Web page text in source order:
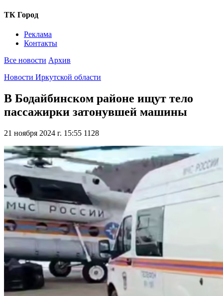
ТК Город
Реклама
Контакты
Все новости Архив
Новости Иркутской области
В Бодайбинском районе ищут тело
пассажирки затонувшей машины
21 ноября 2024 г. 15:55 1128